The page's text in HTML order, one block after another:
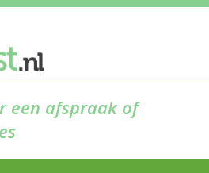
een afspraak of